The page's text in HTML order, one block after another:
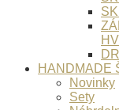
HANDMADE
Novinky
Sety